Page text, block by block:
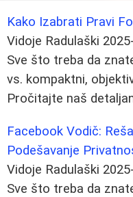
Kako Izabrati Pravi
Vidoje Radulaški
Sve što treba da
vs. kompaktni,
Pročitajte naš
Facebook Vodič:
Podešavanje
Vidoje Radulaški
Sve što treba da